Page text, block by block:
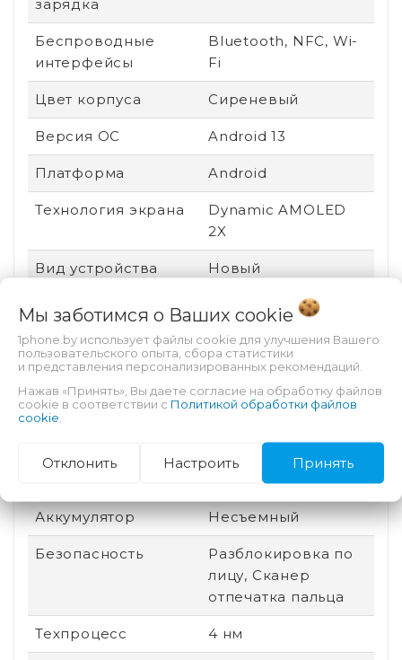
зарядка
Беспроводные
интерфейсы
Bluetooth, NFC, Wi-
Fi
Цвет корпуса Сиреневый
Версия ОС Android 13
Платформа Android
Технология экрана
Dynamic AMOLED
2X
Вид устройства Новый
Ударопрочный
корпус
Пыле- и
влагозащита
Есть
Защита от царапин
Производитель
Qualcomm
Аккумулятор Несъемный
Безопасность
Разблокировка по
лицу, Сканер
отпечатка пальца
Техпроцесс 4 нм
Мы заботимся о Ваших cookie
1phone.by использует файлы cookie для улучшения Вашего
пользовательского опыта, сбора статистики
и представления персонализированных рекомендаций.
Нажав «Принять», Вы даете согласие на обработку файлов
cookie в соответствии с Политикой обработки файлов
cookie
Отклонить Настроить Принять